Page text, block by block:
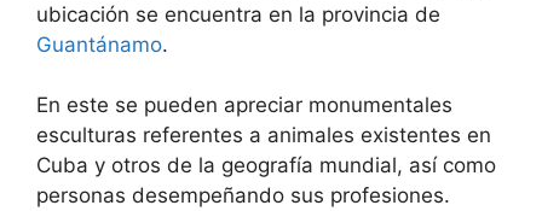
ubicación se encuentra en la provincia de
Guantánamo.
En este se pueden apreciar monumentales
esculturas referentes a animales existentes en
Cuba y otros de la geografía mundial, así como
personas desempeñando sus profesiones.